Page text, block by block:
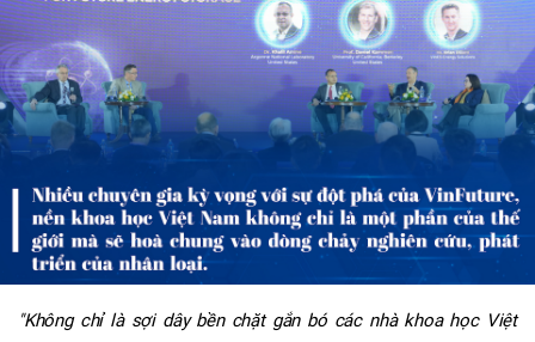
"Không chỉ là sợi dây bền chặt gắn bó các nhà khoa học Việt